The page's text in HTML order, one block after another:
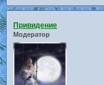
Привидение
Модератор